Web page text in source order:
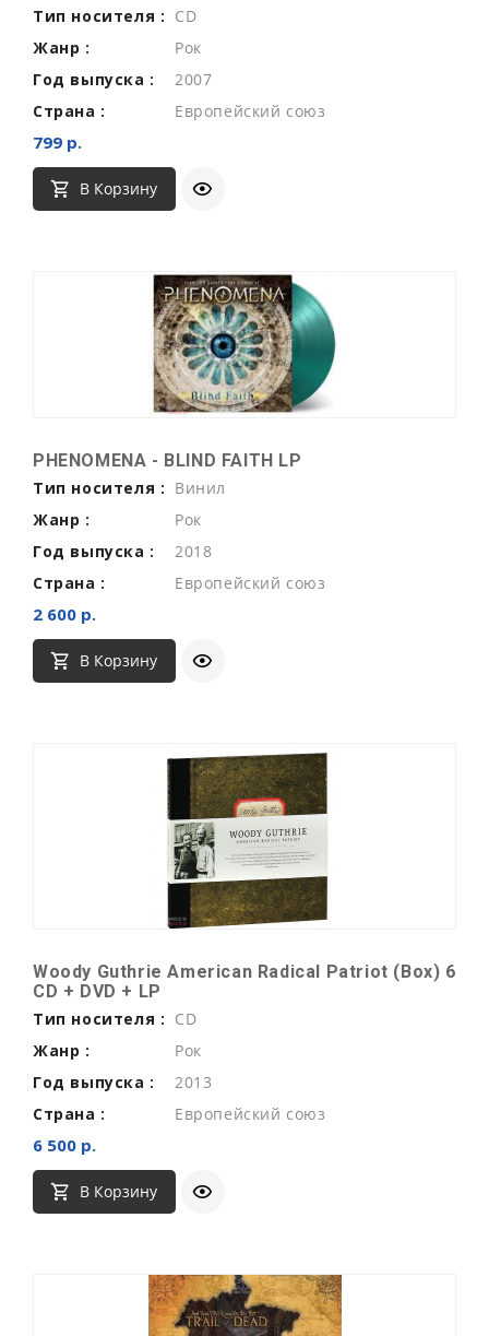
Тип носителя : CD
Жанр :
Рок
Год выпуска :
2007
Страна :
Европейский союз
799 р.
В Корзину
PHENOMENA - BLIND FAITH LP
Тип носителя : Винил
Жанр :
Рок
Год выпуска :
2018
Страна :
Европейский союз
2 600 р.
В Корзину
Woody Guthrie American Radical Patriot (Box) 6
CD + DVD + LP
Тип носителя : CD
Жанр :
Рок
Год выпуска :
2013
Страна :
Европейский союз
6 500 р.
В Корзину